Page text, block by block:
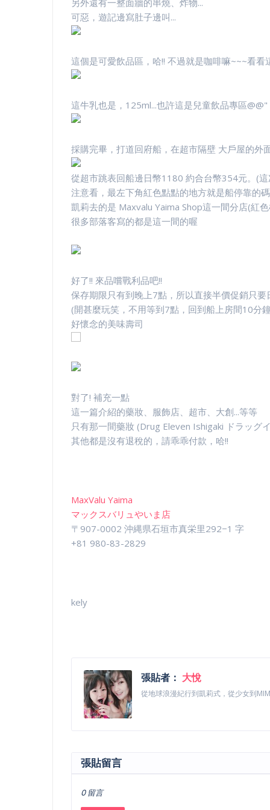
另外還有一整面牆的串燒、炸物...
可惡，遊記邊寫肚子邊叫...
這個是可愛飲品區，哈!! 不過就是咖啡嘛~~~看
這牛乳也是，125ml...也許這是兒童飲品專區@@"
採購完畢，打道回府船，在超市隔壁 大戶屋的外
從超市跳表回船邊日幣1180 約合台幣354元。(
注意看，最左下角紅色點點的地方就是船停靠的
凱莉去的是 Maxvalu Yaima Shop這一間分店(紅
很多部落客寫的都是這一間的喔
好了!! 來品嚐戰利品吧!!
保存期限只有到晚上7點，所以直接半價促銷只
(開甚麼玩笑，不用等到7點，回到船上房間10分
好懷念的美味壽司
對了! 補充一點
這一篇介紹的藥妝、服飾店、超市、大創...等等
只有那一間藥妝 (Drug Eleven Ishigaki ドラッグ
其他都是沒有退稅的，請乖乖付款，哈!!
MaxValu Yaima
マックスバリュやいま店
〒907-0002 沖縄県石垣市真栄里292−1 字
+81 980-83-2829
kely
張貼者： 大悅
從地球浪漫紀行到凱莉式，從少女到
張貼留言
0 留言